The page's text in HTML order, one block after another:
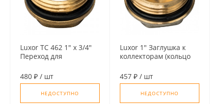
Luxor TC 462 1" х 3/4"
Переход для
(наруж/внутр.)
480 ₽ / шт
НЕДОСТУПНО
Luxor 1" Заглушка к
коллекторам (кольцо
457 ₽ / шт
НЕДОСТУПНО